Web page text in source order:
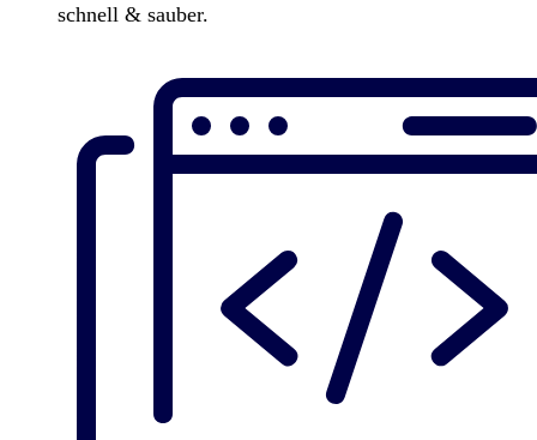
schnell & sauber.